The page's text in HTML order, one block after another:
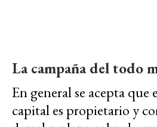
La campaña del todo
En general se acepta que
capital es propietario y